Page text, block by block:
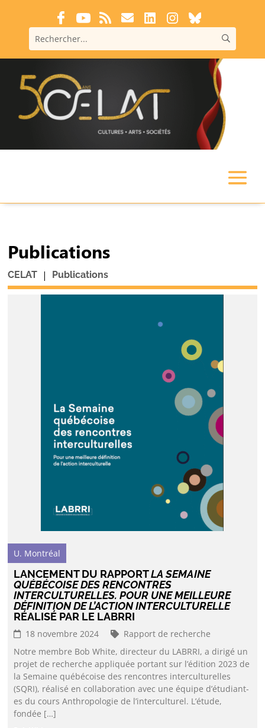
Publications
CELAT | Publications
U. Montréal
LANCEMENT DU RAPPORTLA SEMAINE
QUÉBÉCOISE DES RENCONTRES
INTERCULTURELLES. POUR UNE MEILLEURE
DÉFINITION DE L’ACTION INTERCULTURELLE
RÉALISÉ PAR LE LABRRI
18 novembre 2024
Rapport de recherche
Notre membre Bob White, directeur du LABRRI, a dirigé un
projet de recherche appliquée portant sur l’édition 2023 de
la Semaine québécoise des rencontres interculturelles
(SQRI), réalisé en collaboration avec une équipe d’étudiant-
es du cours Anthropologie de l’interculturel. L’étude,
fondée […]